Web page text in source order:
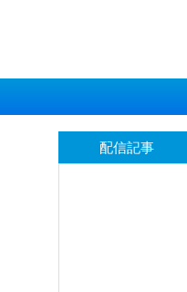
配信記事